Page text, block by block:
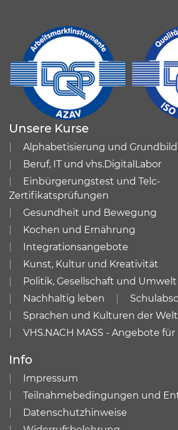
Unsere Kurse
Alphabetisierung und
Beruf, IT und vhs.DigitalLabor
Einbürgerungstest und Telc-
Zertifikatsprüfungen
Gesundheit und Bewegung
Kochen und Ernährung
Integrationsangebote
Kunst, Kultur und Kreativität
Politik, Gesellschaft und Umwelt
Nachhaltig leben
Sprachen und Kulturen der Welt
VHS.NACH MASS - Angebote
Info
Impressum
Teilnahmebedingungen und
Datenschutzhinweise